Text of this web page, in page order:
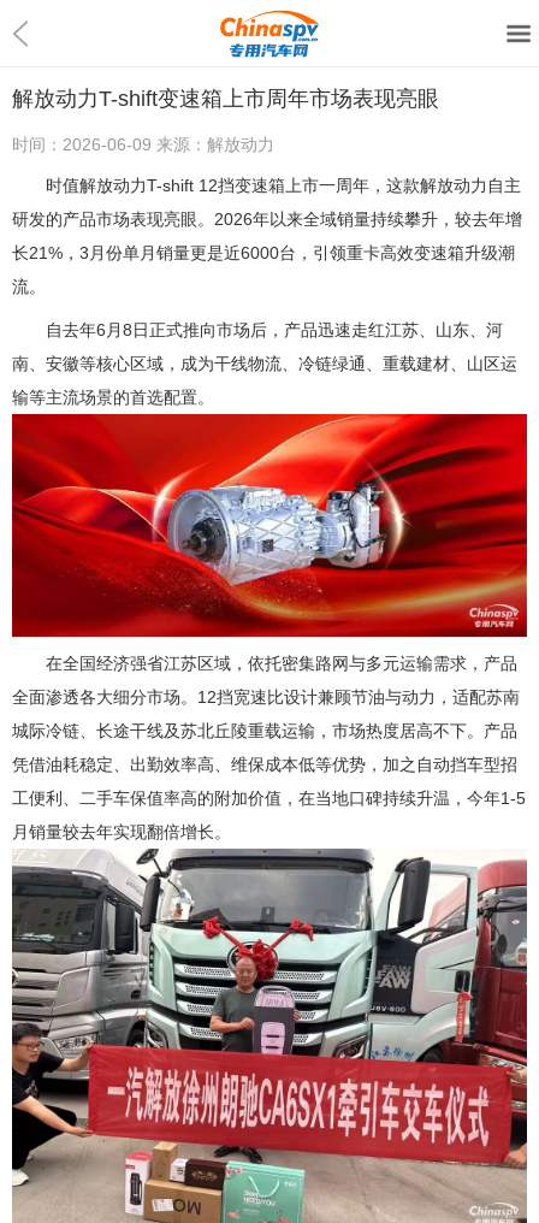
解放动力T-shift变速箱上市周年市场表现亮眼
时间： 2026-06-09 来源： 解放动力
时值解放动力T-shift 12挡变速箱上市一周年，这款解放动力自主
研发的产品市场表现亮眼。2026年以来全域销量持续攀升，较去年增
长21%，3月份单月销量更是近6000台，引领重卡高效变速箱升级潮
流。
自去年6月8日正式推向市场后，产品迅速走红江苏、山东、河
南、安徽等核心区域，成为干线物流、冷链绿通、重载建材、山区运
输等主流场景的首选配置。
在全国经济强省江苏区域，依托密集路网与多元运输需求，产品
全面渗透各大细分市场。12挡宽速比设计兼顾节油与动力，适配苏南
城际冷链、长途干线及苏北丘陵重载运输，市场热度居高不下。产品
凭借油耗稳定、出勤效率高、维保成本低等优势，加之自动挡车型招
工便利、二手车保值率高的附加价值，在当地口碑持续升温，今年1-5
月销量较去年实现翻倍增长。